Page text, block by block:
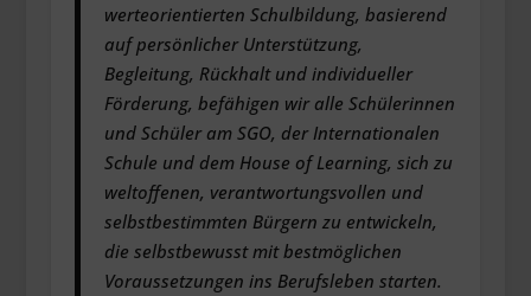
werteorientierten Schulbildung, basierend
auf persönlicher Unterstützung,
Begleitung, Rückhalt und individueller
Förderung, befähigen wir alle Schülerinnen
und Schüler am SGO, der Internationalen
Schule und dem House of Learning, sich zu
weltoffenen, verantwortungsvollen und
selbstbestimmten Bürgern zu entwickeln,
die selbstbewusst mit bestmöglichen
Voraussetzungen ins Berufsleben starten.